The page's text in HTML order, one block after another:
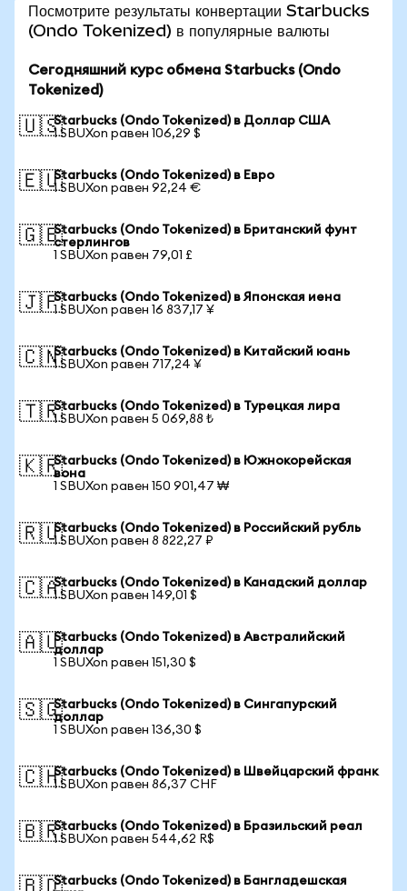
Посмотрите результаты конвертации Starbucks
(Ondo Tokenized) в популярные валюты
Сегодняшний курс обмена Starbucks (Ondo
Tokenized)
🇺🇸Starbucks (Ondo Tokenized) в Доллар США
1 SBUXon равен 106,29 $
🇪🇺Starbucks (Ondo Tokenized) в Евро
1 SBUXon равен 92,24 €
🇬🇧Starbucks (Ondo Tokenized) в Британский фунт
стерлингов
1 SBUXon равен 79,01 £
🇯🇵Starbucks (Ondo Tokenized) в Японская иена
1 SBUXon равен 16 837,17 ¥
🇨🇳Starbucks (Ondo Tokenized) в Китайский юань
1 SBUXon равен 717,24 ¥
🇹🇷Starbucks (Ondo Tokenized) в Турецкая лира
1 SBUXon равен 5 069,88 ₺
🇰🇷Starbucks (Ondo Tokenized) в Южнокорейская
вона
1 SBUXon равен 150 901,47 ₩
🇷🇺Starbucks (Ondo Tokenized) в Российский рубль
1 SBUXon равен 8 822,27 ₽
🇨🇦Starbucks (Ondo Tokenized) в Канадский доллар
1 SBUXon равен 149,01 $
🇦🇺Starbucks (Ondo Tokenized) в Австралийский
доллар
1 SBUXon равен 151,30 $
🇸🇬Starbucks (Ondo Tokenized) в Сингапурский
доллар
1 SBUXon равен 136,30 $
🇨🇭Starbucks (Ondo Tokenized) в Швейцарский франк
1 SBUXon равен 86,37 CHF
🇧🇷Starbucks (Ondo Tokenized) в Бразильский реал
1 SBUXon равен 544,62 R$
Starbucks (Ondo Tokenized) в Бангладешская